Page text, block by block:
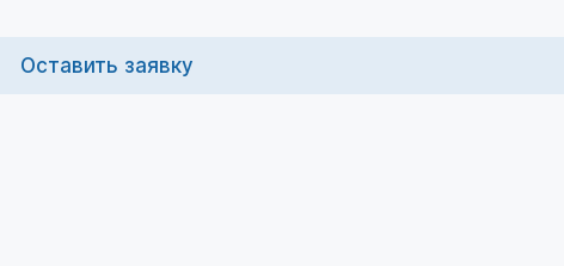
Оставить заявку